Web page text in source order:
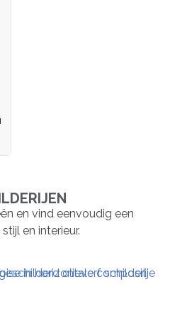
en vind eenvoudig een
en interieur.